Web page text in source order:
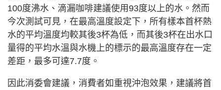
100度沸水、滴漏咖啡建議使用93度以上的水。然而
今次測試可見，在最高溫度設定下，所有樣本首杯熱
水的平均溫度均較其後3杯為低，而其後3杯在出水口
量得的平均水溫與水機上的標示的最高溫度存在一定
差距，最多可達7.7度。
因此消委會建議，消費者如重視沖泡效果，建議將首